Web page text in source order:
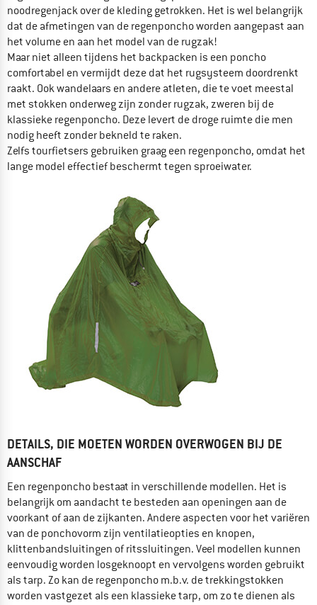
noodregenjack over de kleding getrokken. Het is wel belangrijk
dat de afmetingen van de regenponcho worden aangepast aan
het volume en aan het model van de rugzak!
Maar niet alleen tijdens het backpacken is een poncho
comfortabel en vermijdt deze dat het rugsysteem doordrenkt
raakt. Ook wandelaars en andere atleten, die te voet meestal
met stokken onderweg zijn zonder rugzak, zweren bij de
klassieke regenponcho. Deze levert de droge ruimte die men
nodig heeft zonder bekneld te raken.
Zelfs tourfietsers gebruiken graag een regenponcho, omdat het
lange model effectief beschermt tegen sproeiwater.
DETAILS, DIE MOETEN WORDEN OVERWOGEN BIJ DE
AANSCHAF
Een regenponcho bestaat in verschillende modellen. Het is
belangrijk om aandacht te besteden aan openingen aan de
voorkant of aan de zijkanten. Andere aspecten voor het variëren
van de ponchovorm zijn ventilatieopties en knopen,
klittenbandsluitingen of ritssluitingen. Veel modellen kunnen
eenvoudig worden losgeknoopt en vervolgens worden gebruikt
als tarp. Zo kan de regenponcho m.b.v. de trekkingstokken
worden vastgezet als een klassieke tarp, om zo te dienen als